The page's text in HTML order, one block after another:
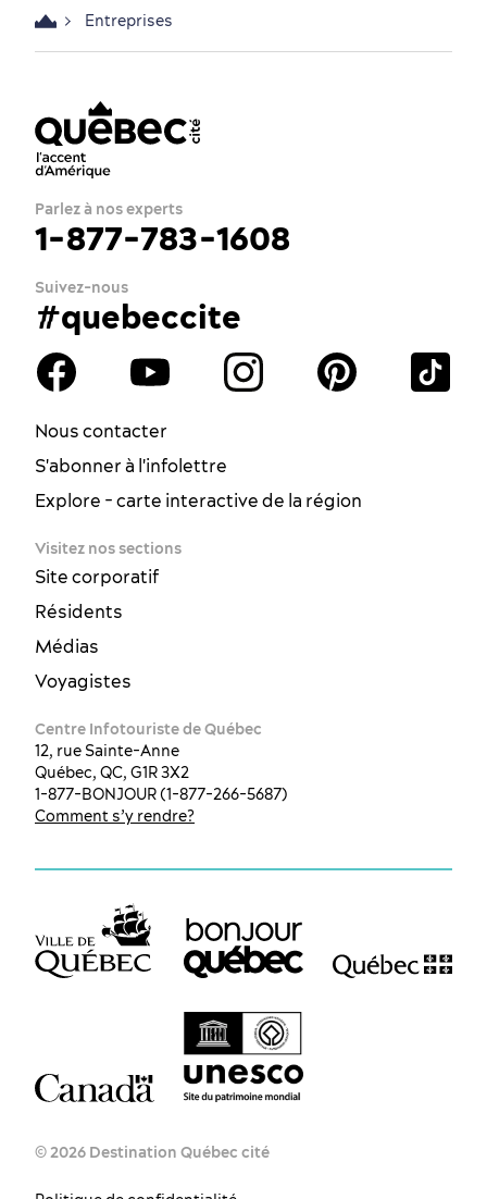
Entreprises
Parlez à nos experts
1-877-783-1608
Suivez-nous
#quebeccite
Nous contacter
S'abonner à l'infolettre
Explore - carte interactive de la région
Visitez nos sections
Site corporatif
Résidents
Médias
Voyagistes
Centre Infotouriste de Québec
12, rue Sainte-Anne
Québec, QC, G1R 3X2
1-877-BONJOUR (1-877-266-5687)
Comment s’y rendre?
© 2026 Destination Québec cité